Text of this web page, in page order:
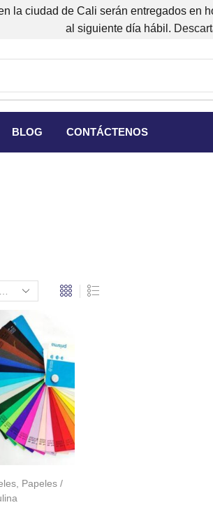
la ciudad de Cali serán entregados en
al siguiente día hábil.
BLOG CONTÁCTENOS
, Papeles /